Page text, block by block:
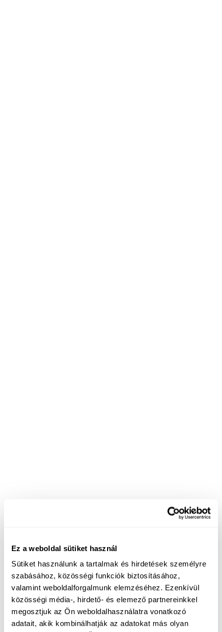
Ez a weboldal sütiket használ
Sütiket használunk a tartalmak és hirdetések személyre
szabásához, közösségi funkciók biztosításához,
valamint weboldalforgalmunk elemzéséhez. Ezenkívül
közösségi média-, hirdető- és elemező partnereinkkel
megosztjuk az Ön weboldalhasználatra vonatkozó
adatait, akik kombinálhatják az adatokat más olyan